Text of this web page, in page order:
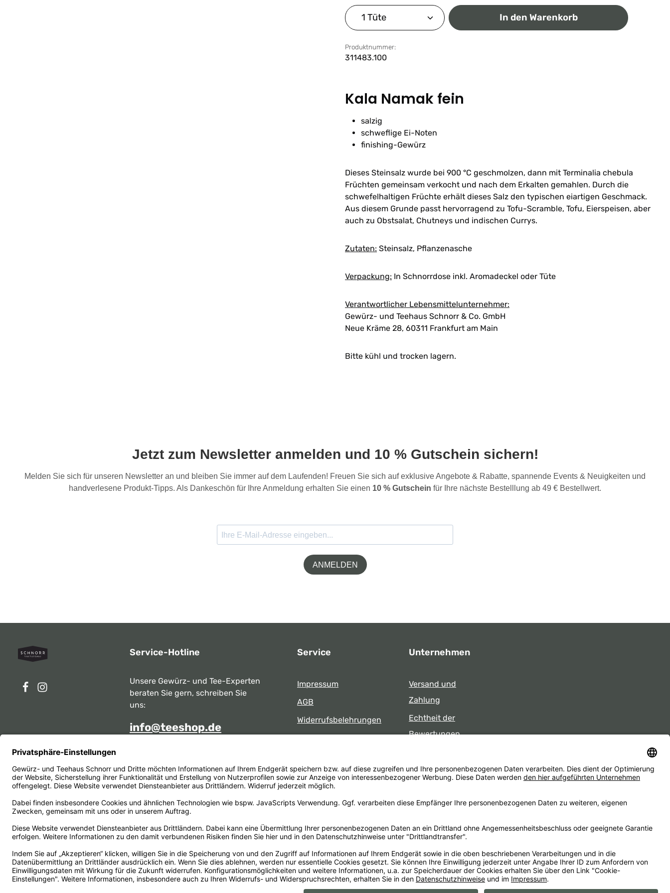
Produkt Anzahl: Gib den gewünschten Wert ein oder
In den Warenkorb
Produktnummer:
311483.100
Kala Namak fein
salzig
schweflige Ei-Noten
finishing-Gewürz
Dieses Steinsalz wurde bei 900 °C geschmolzen, dann mit Terminalia chebula
Früchten gemeinsam verkocht und nach dem Erkalten gemahlen. Durch die
schwefelhaltigen Früchte erhält dieses Salz den typischen eiartigen Geschmack.
Aus diesem Grunde passt hervorragend zu Tofu-Scramble, Tofu, Eierspeisen, aber
auch zu Obstsalat, Chutneys und indischen Currys.
Zutaten: Steinsalz, Pflanzenasche
Verpackung: In Schnorrdose inkl. Aromadeckel oder Tüte
Verantwortlicher Lebensmittelunternehmer:
Gewürz- und Teehaus Schnorr & Co. GmbH
Neue Kräme 28, 60311 Frankfurt am Main
Bitte kühl und trocken lagern.
Jetzt zum Newsletter anmelden und 10 % Gutschein sichern!
Melden Sie sich für unseren Newsletter an und bleiben Sie immer auf dem Laufenden! Freuen Sie sich auf exklusive Angebote & Rabatte, spannende Events & Neuigkeiten und
handverlesene Produkt-Tipps. Als Dankeschön für Ihre Anmeldung erhalten Sie einen 10 % Gutschein für Ihre nächste Bestelllung ab 49 € Bestellwert.
ANMELDEN
Service-Hotline
Unsere Gewürz- und Tee-Experten
beraten Sie gern, schreiben Sie
uns:
info@teeshop.de
Mo - Sa zwischen 10:00 - 17:00 Uhr
unter:
Vertrag widerrufen
Service
Impressum
AGB
Widerrufsbelehrungen
Datenschutz
Unternehmen
Versand und
Zahlung
Echtheit der
Bewertungen
Laden